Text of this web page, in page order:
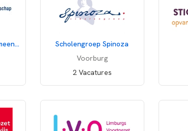
Montessori Scholengemeenschap Amsterdam
Scholengroep Spinoza
Voorburg
2 Vacatures